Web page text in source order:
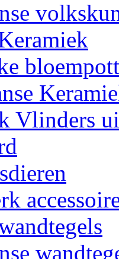
Vlinders